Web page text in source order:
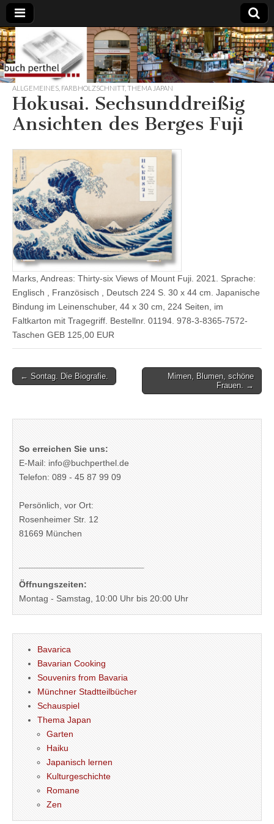
Buchhandlung
am Gasteig
ALLGEMEINES FARBHOLZSCHNITT, THEMA JAPAN
Hokusai. Sechsunddreißig
Ansichten des Berges Fuji
Marks, Andreas: Thirty-six Views of Mount Fuji. 2021. Sprache:
Englisch , Französisch , Deutsch 224 S. 30 x 44 cm. Japanische
Bindung im Leinenschuber, 44 x 30 cm, 224 Seiten, im
Faltkarton mit Tragegriff. Bestellnr. 01194. 978-3-8365-7572-
Taschen GEB 125,00 EUR
Post
← Sontag. Die Biografie.
Mimen, Blumen, schöne
Frauen. →
So erreichen Sie uns:
E-Mail: info@buchperthel.de
Telefon: 089 - 45 87 99 09
Persönlich, vor Ort:
Rosenheimer Str. 12
81669 München
Öffnungszeiten:
Montag - Samstag, 10:00 Uhr bis 20:00 Uhr
Bavarica
Bavarian Cooking
Souvenirs from Bavaria
Münchner Stadtteilbücher
Schauspiel
Thema Japan
Garten
Haiku
Japanisch lernen
Kulturgeschichte
Romane
Zen